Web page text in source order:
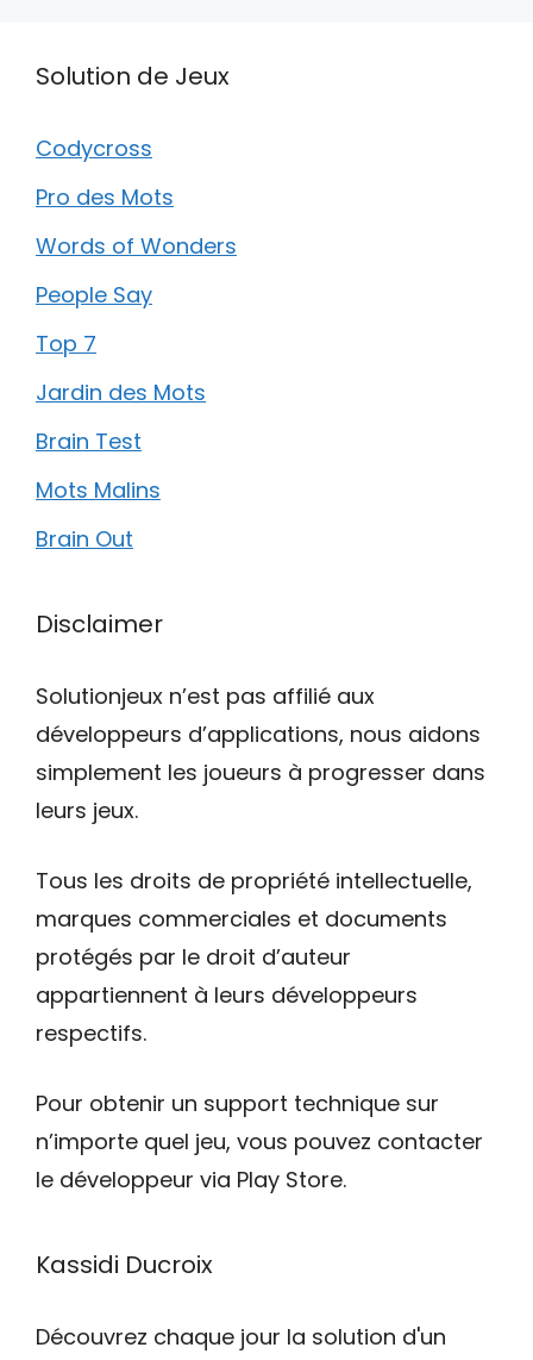
Solution de Jeux
Codycross
Pro des Mots
Words of Wonders
People Say
Top 7
Jardin des Mots
Brain Test
Mots Malins
Brain Out
Disclaimer
Solutionjeux n’est pas affilié aux
développeurs d’applications, nous aidons
simplement les joueurs à progresser dans
leurs jeux.
Tous les droits de propriété intellectuelle,
marques commerciales et documents
protégés par le droit d’auteur
appartiennent à leurs développeurs
respectifs.
Pour obtenir un support technique sur
n’importe quel jeu, vous pouvez contacter
le développeur via Play Store.
Kassidi Ducroix
Découvrez chaque jour la solution d'un